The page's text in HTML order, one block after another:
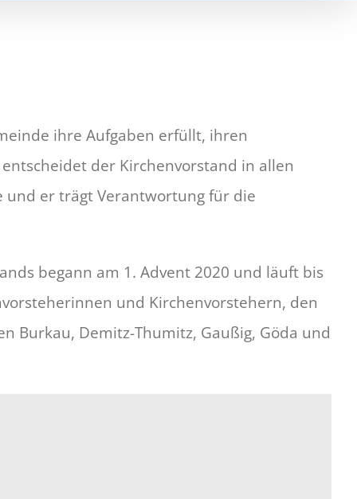
ihre Aufgaben erfüllt, ihren
der Kirchenvorstand in allen
und er trägt Verantwortung für die
begann am 1. Advent 2020 und läuft bis
und Kirchenvorstehern, den
Burkau, Demitz-Thumitz, Gaußig, Göda und